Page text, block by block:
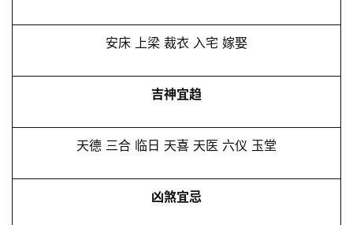
安床 上梁 裁衣 入宅 嫁娶
吉神宜趋
天德 三合 临日 天喜 天医 六仪 玉堂
凶煞宜忌